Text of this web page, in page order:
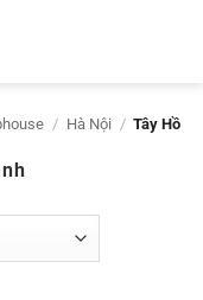
/ Hà Nội / Tây Hồ